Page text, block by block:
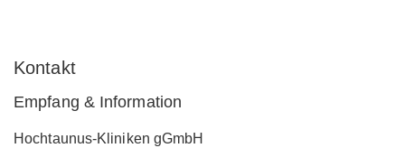
Kontakt
Empfang & Information
Hochtaunus-Kliniken gGmbH